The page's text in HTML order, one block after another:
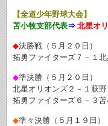
【全道少年野球大会】
苫小牧支部代表⇒ 北星オ
◆決勝戦（５月２０日）
拓勇ファイターズ７－１
◆準決勝（５月２０日）
北星オリオンズ２－１萩
拓勇ファイターズ６－３
◆準々決勝（５月１９日）